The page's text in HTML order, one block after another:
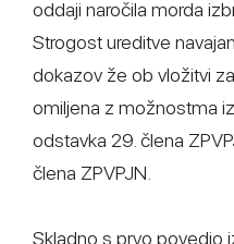
oddaji naročila morda
Strogost ureditve
dokazov že ob vložitvi
omiljena z možnostma
odstavka 29. člena
člena ZPVPJN.
Skladno s prvo povedjo